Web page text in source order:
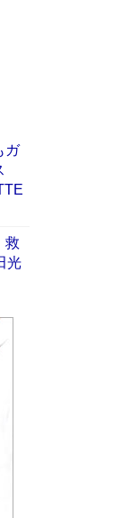
き
な
#
ガ
救
光